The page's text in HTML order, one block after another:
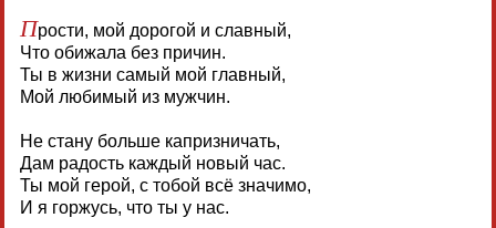
Прости, мой дорогой и славный,
Что обижала без причин.
Ты в жизни самый мой главный,
Мой любимый из мужчин.
Не стану больше капризничать,
Дам радость каждый новый час.
Ты мой герой, с тобой всё значимо,
И я горжусь, что ты у нас.